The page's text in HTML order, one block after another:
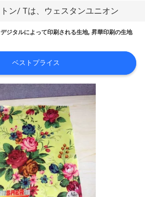
トン/ Tは、ウェスタンユニオン
デジタルによって印刷される生地,昇華印刷の生地
ベストプライス